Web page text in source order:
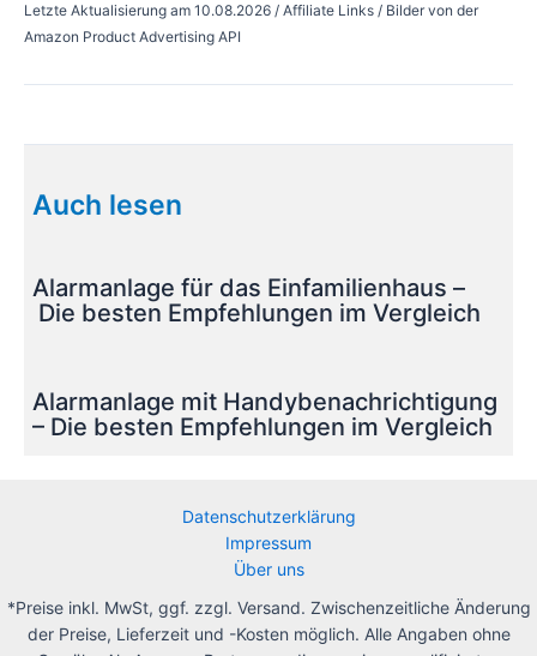
Letzte Aktualisierung am 10.08.2026 / Affiliate Links / Bilder von der
Amazon Product Advertising API
Auch lesen
Alarmanlage für das Einfamilienhaus –
Die besten Empfehlungen im Vergleich
Alarmanlage mit Handybenachrichtigung
– Die besten Empfehlungen im Vergleich
Datenschutzerklärung
Impressum
Über uns
*Preise inkl. MwSt, ggf. zzgl. Versand. Zwischenzeitliche Änderung
der Preise, Lieferzeit und -Kosten möglich. Alle Angaben ohne